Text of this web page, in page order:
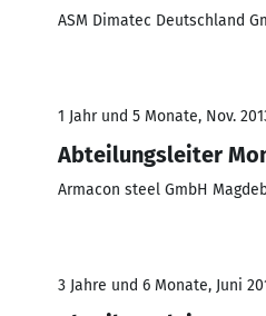
ASM Dimatec Deutschland
1 Jahr und 5 Monate, Nov.
Abteilungsleiter
Armacon steel GmbH
3 Jahre und 6 Monate, Juni